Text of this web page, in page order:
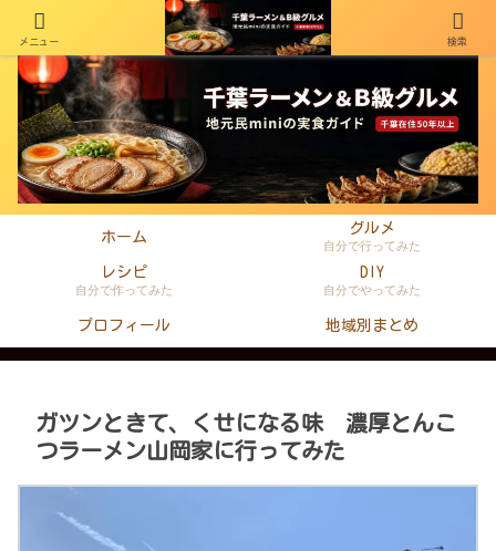
千葉在住50年以上のminiがラーメン・町中華・B級グルメを本音レビュー
ホーム
グルメ
自分で行ってみた
レシピ
自分で作ってみた
DIY
自分でやってみた
プロフィール 地域別まとめ
ガツンときて、くせになる味 濃厚とんこ
つラーメン山岡家に行ってみた
メニュー 検索